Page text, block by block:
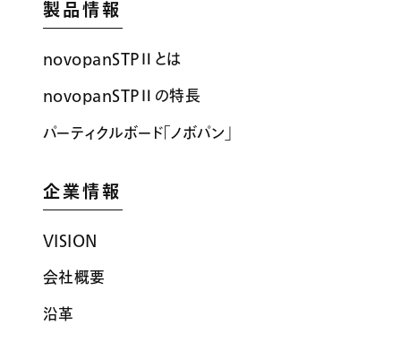
製品情報
novopanSTPⅡとは
novopanSTPⅡの特長
パーティクルボード「ノボパン」
企業情報
VISION
会社概要
沿革